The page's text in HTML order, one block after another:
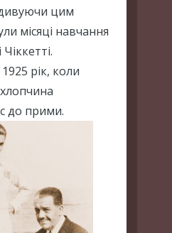
цим
місяці навчання
рік, коли
до прими.